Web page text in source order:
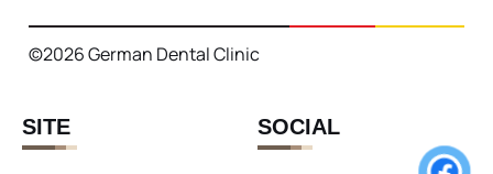
SITE SOCIAL
©2026 German Dental Clinic